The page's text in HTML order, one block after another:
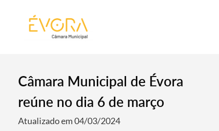
Câmara Municipal de Évora
reúne no dia 6 de março
Atualizado em 04/03/2024